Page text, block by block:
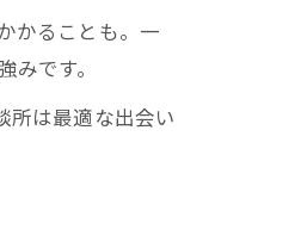
かることも。一
です。
所は最適な出会い